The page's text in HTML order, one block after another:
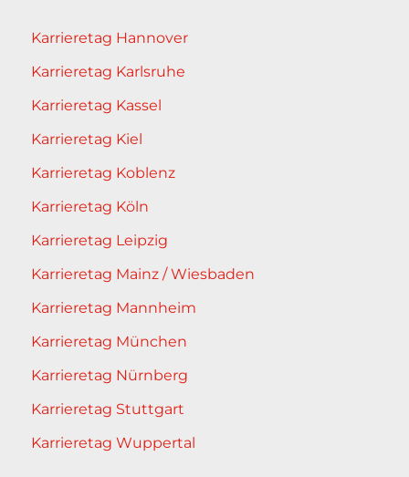
Karrieretag Hannover
Karrieretag Karlsruhe
Karrieretag Kassel
Karrieretag Kiel
Karrieretag Koblenz
Karrieretag Köln
Karrieretag Leipzig
Karrieretag Mainz / Wiesbaden
Karrieretag Mannheim
Karrieretag München
Karrieretag Nürnberg
Karrieretag Stuttgart
Karrieretag Wuppertal